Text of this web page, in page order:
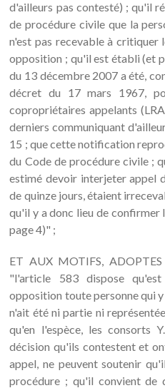
d'ailleurs pas contesté) ; qu'il
de procédure civile que la
n'est pas recevable à critiquer
opposition ; qu'il est établi (et
du 13 décembre 2007 a été,
décret du 17 mars 1967,
copropriétaires appelants
derniers communiquant
15 ; que cette notification
du Code de procédure civile ;
estimé devoir interjeter appel
de quinze jours, étaient
qu'il y a donc lieu de confirmer
page 4)" ;
ET AUX MOTIFS,
"l'article 583 dispose
opposition toute personne qui
n'ait été ni partie ni
qu'en l'espèce, les consorts
décision qu'ils contestent et
appel, ne peuvent soutenir
procédure ; qu'il convient de